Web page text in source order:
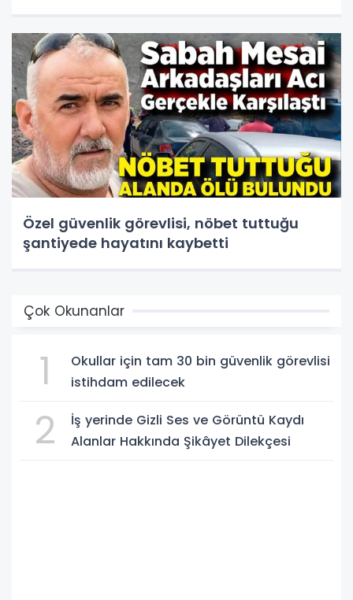
Özel güvenlik görevlisi, nöbet tuttuğu
şantiyede hayatını kaybetti
Çok Okunanlar
1
Okullar için tam 30 bin güvenlik görevlisi
istihdam edilecek
2
İş yerinde Gizli Ses ve Görüntü Kaydı
Alanlar Hakkında Şikâyet Dilekçesi